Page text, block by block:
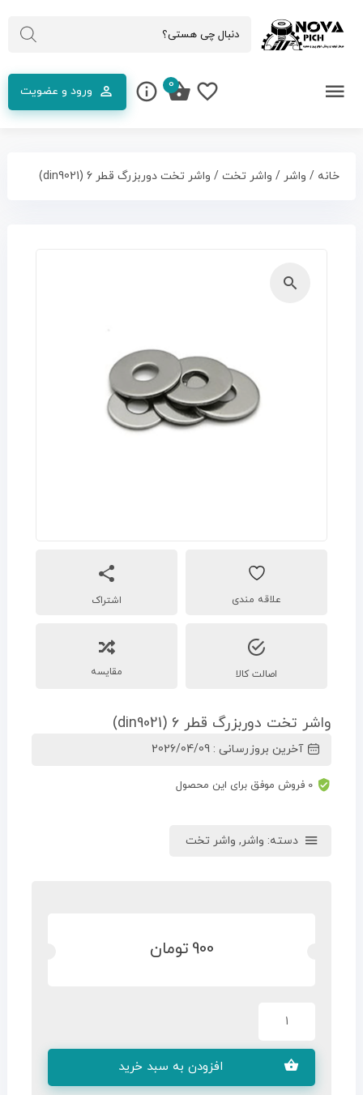
ورود و عضویت 0
خانه / واشر / واشر تخت/ واشر تخت دوربزرگ قطر 6 (din9021)
اشتراک
اصالت کالا مقایسه
واشر تخت دوربزرگ قطر 6 (din9021)
آخرین بروزرسانی : 2026/04/09
0 فروش موفق برای این محصول
دسته: واشر , واشر تخت
900 تومان
افزودن به سبد خرید